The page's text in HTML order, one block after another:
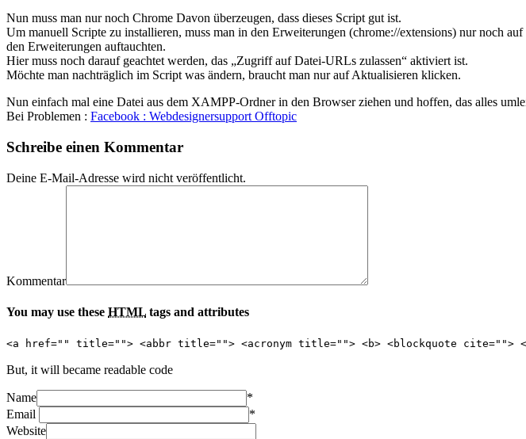
Nun muss man nur noch Chrome Davon überzeugen, dass dieses Script gut ist.
Um manuell Scripte zu installieren, muss man in den Erweiterungen (chrome://extensions) nur noch
den Erweiterungen auftauchten.
Hier muss noch darauf geachtet werden, das „Zugriff auf Datei-URLs zulassen“ aktiviert ist.
Möchte man nachträglich im Script was ändern, braucht man nur auf Aktualisieren klicken.
Nun einfach mal eine Datei aus dem XAMPP-Ordner in den Browser ziehen und hoffen, das alles
Bei Problemen : Facebook : Webdesignersupport Offtopic
Schreibe einen Kommentar
Deine E-Mail-Adresse wird nicht veröffentlicht.
Kommentar
You may use these HTML tags and attributes
<a href="" title=""> <abbr title=""> <acronym title=""> <b> <blockquote cite="">
But, it will became readable code
Name
*
Email
*
Website